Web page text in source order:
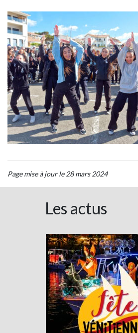
Page mise à jour le 28 mars 2024
Les actus